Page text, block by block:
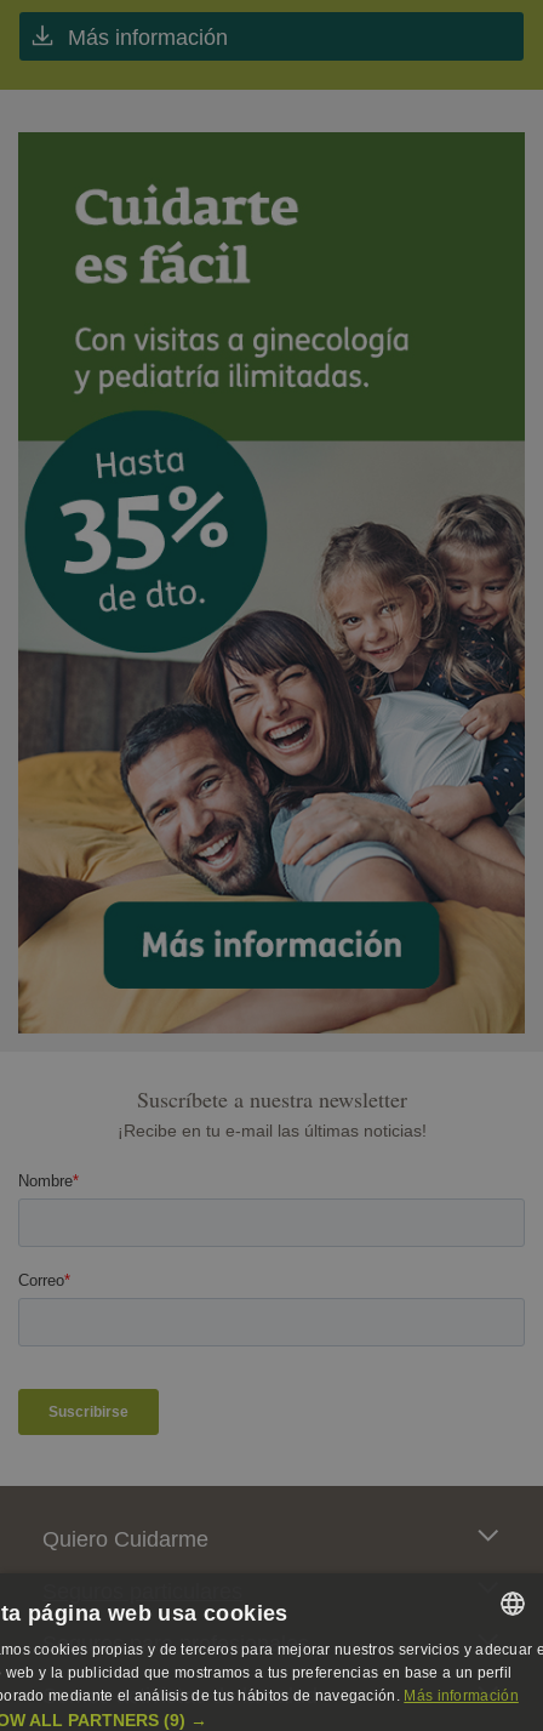
Más información
Suscríbete a nuestra newsletter
¡Recibe en tu e-mail las últimas noticias!
Pie de página
Quiero Cuidarme
Seguros para profesionales
Somos activistas de la salud
SPANISH
SPANISH
página web usa cookies
cookies propias y de terceros para mejorar nuestros servicios y adecuar
web y la publicidad que mostramos a tus preferencias en base a un perfil
mediante el análisis de tus hábitos de navegación. Más información
ALL PARTNERS (9) →